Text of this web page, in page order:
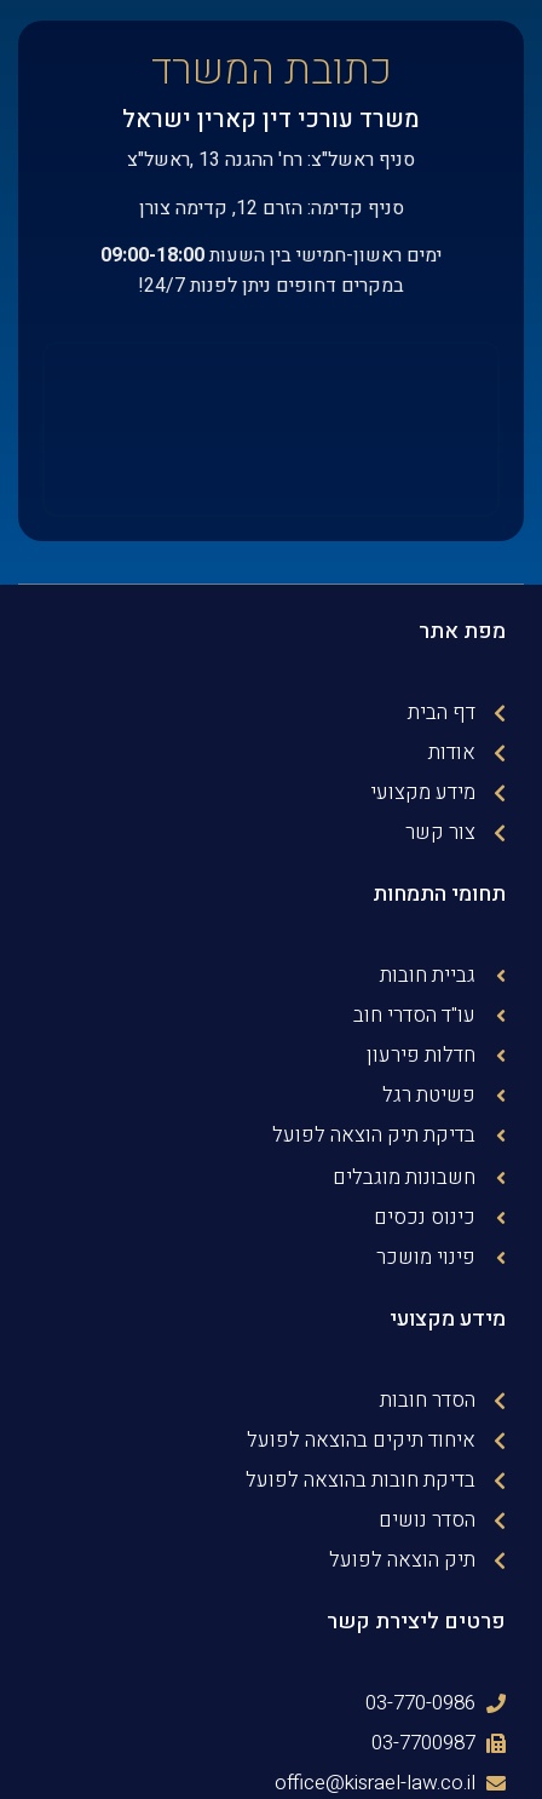
כתובת המשרד
משרד עורכי דין קארין ישראל
סניף ראשל"צ: רח' ההגנה 13 ,ראשל"צ
סניף קדימה: הזרם 12, קדימה צורן
ימים ראשון-חמישי בין השעות
09:00-18:00
במקרים דחופים ניתן לפנות 24/7!
מפת אתר
דף הבית
אודות
מידע מקצועי
צור קשר
תחומי התמחות
גביית חובות
עו"ד הסדרי חוב
חדלות פירעון
פשיטת רגל
בדיקת תיק הוצאה לפועל
חשבונות מוגבלים
כינוס נכסים
פינוי מושכר
מידע מקצועי
הסדר חובות
איחוד תיקים בהוצאה לפועל
בדיקת חובות בהוצאה לפועל
הסדר נושים
תיק הוצאה לפועל
פרטים ליצירת קשר
03-770-0986
03-7700987
office@kisrael-law.co.il